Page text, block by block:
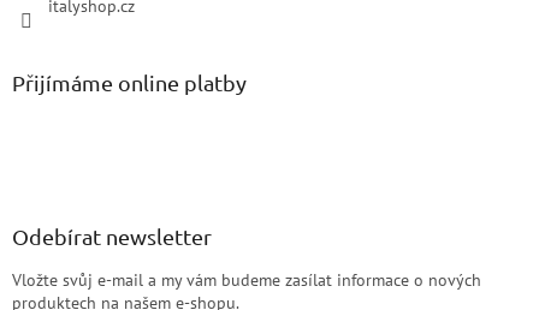
italyshop.cz
Přijímáme online platby
Odebírat newsletter
Vložte svůj e-mail a my vám budeme zasílat informace o nových
produktech na našem e-shopu.